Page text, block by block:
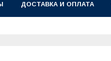
ДОСТАВКА И ОПЛАТА